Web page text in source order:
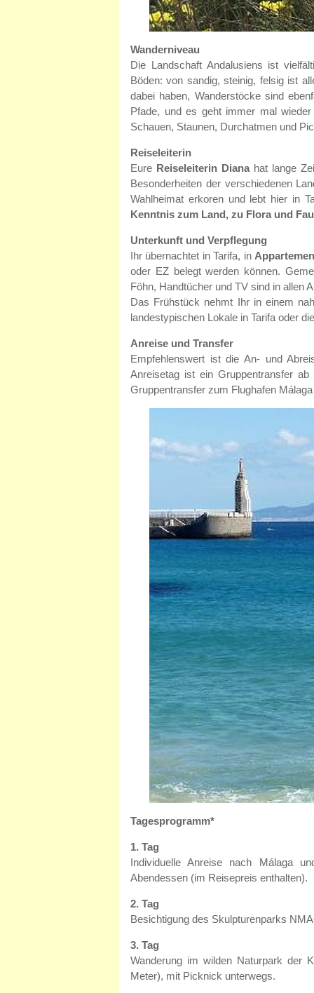
Wanderniveau
Die Landschaft Andalusiens ist
Böden: von sandig, steinig, felsig ist
dabei haben, Wanderstöcke sind
Pfade, und es geht immer mal
Schauen, Staunen, Durchatmen und
Reiseleiterin
Eure Reiseleiterin Dianahat lange
Besonderheiten der verschiedenen
Wahlheimat erkoren und lebt hier in
Kenntnis zum Land, zu Flora und
Unterkunft und Verpflegung
Ihr übernachtet in Tarifa, in
oder EZ belegt werden können.
Föhn, Handtücher und TV sind in allen
Das Frühstück nehmt Ihr in einem
landestypischen Lokale in Tarifa oder
Anreise und Transfer
Empfehlenswert ist die An- und
Anreisetag ist ein Gruppentransfer
Gruppentransfer zum Flughafen
Tagesprogramm*
1. Tag
Individuelle Anreise nach Málaga
Abendessen (im Reisepreis enthalten).
2. Tag
Besichtigung des Skulpturenparks
3. Tag
Wanderung im wilden Naturpark der
Meter), mit Picknick unterwegs.